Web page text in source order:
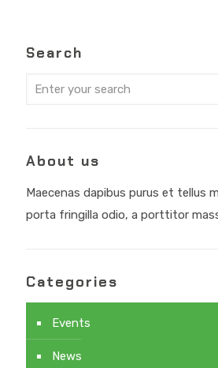
Search
About us
Maecenas dapibus purus et tellus
porta fringilla odio, a porttitor
Categories
Events
News